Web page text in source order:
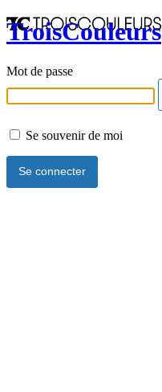
TroisCouleurs
Mot de passe
Se souvenir de moi